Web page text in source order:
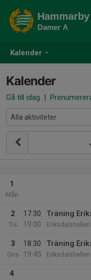
Kalender
Damer A
Kalender
Gå till idag |
1
Mån
2
Tis
17:30
19:00
Träning
Eriksdalshallen
3
Ons
18:30
19:45
Träning
Eriksdalshallen
4